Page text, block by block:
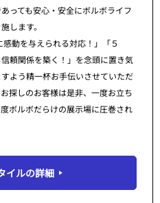
っても安心・安全にボルボライフ
します。
動を与えられる対応！」「５
頼関係を築く！」を念頭に置き気
よう精一杯お手伝いさせていただ
探しのお客様は是非、一度お立ち
ボルボだらけの展示場に圧巻され
イルの詳細